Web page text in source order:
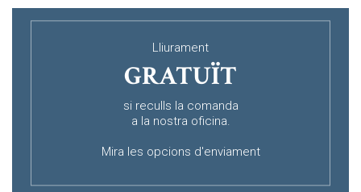
Lliurament
GRATUÏT
si reculls la comanda
a la nostra oficina.
Mira les opcions d'enviament